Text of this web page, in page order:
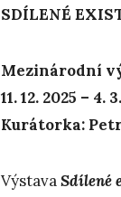
SDÍLENÉ
Mezinárodní
11. 12. 2025 – 4.
Kurátorka:
VýstavaSdílené